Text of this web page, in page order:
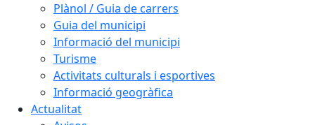
Plànol / Guia de carrers
Guia del municipi
Informació del municipi
Turisme
Activitats culturals i esportives
Informació geogràfica
Actualitat